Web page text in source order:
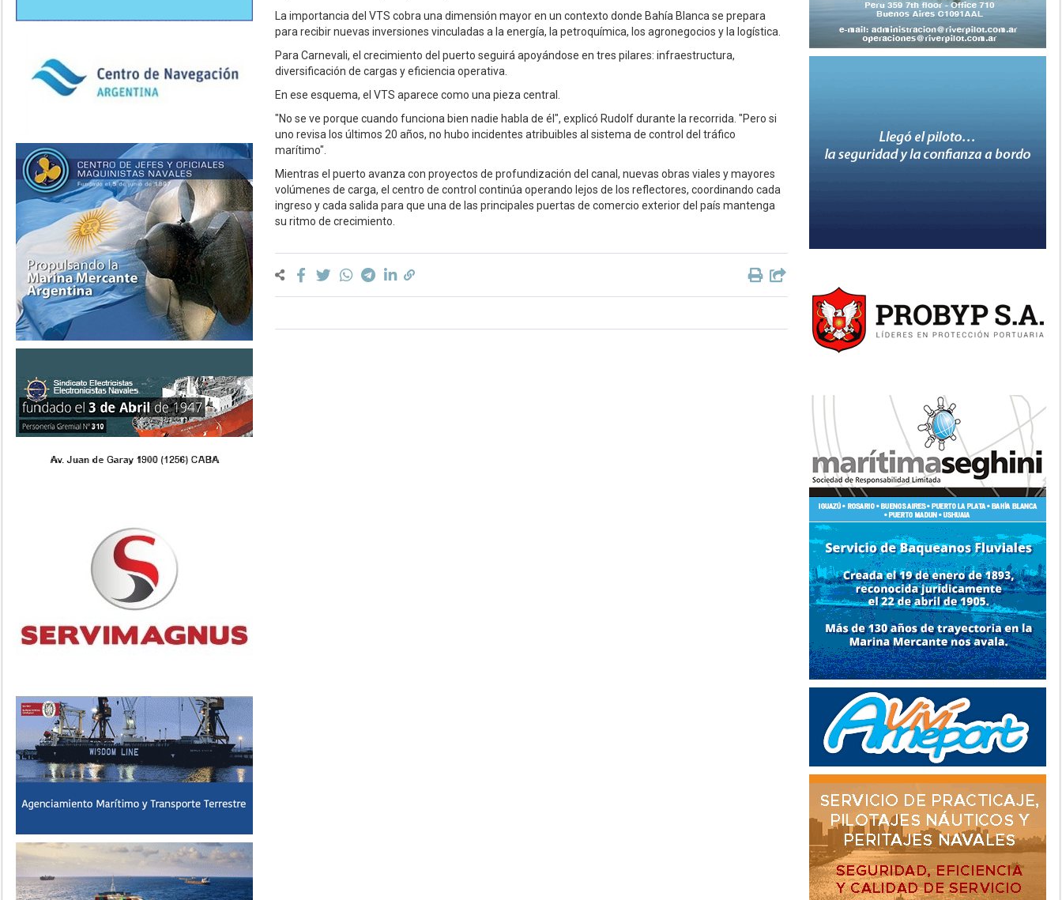
La importancia del VTS cobra una dimensión mayor en un contexto donde Bahía Blanca se prepara
para recibir nuevas inversiones vinculadas a la energía, la petroquímica, los agronegocios y la logística.
Para Carnevali, el crecimiento del puerto seguirá apoyándose en tres pilares: infraestructura,
diversificación de cargas y eficiencia operativa.
En ese esquema, el VTS aparece como una pieza central.
"No se ve porque cuando funciona bien nadie habla de él", explicó Rudolf durante la recorrida. "Pero si
uno revisa los últimos 20 años, no hubo incidentes atribuibles al sistema de control del tráfico
marítimo".
Mientras el puerto avanza con proyectos de profundización del canal, nuevas obras viales y mayores
volúmenes de carga, el centro de control continúa operando lejos de los reflectores, coordinando cada
ingreso y cada salida para que una de las principales puertas de comercio exterior del país mantenga
su ritmo de crecimiento.